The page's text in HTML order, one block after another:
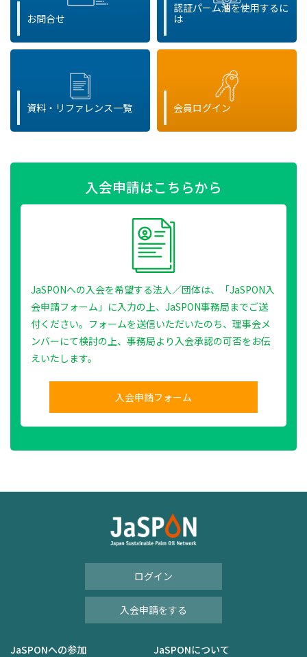
お問合せ
認証パーム油を使用するに
は
資料・リファレンス一覧 会員ログイン
入会申請はこちらから
JaSPONへの入会を希望する法人／団体は、「JaSPON入
会申請フォーム」に入力の上、JaSPON事務局までご送
付ください。フォームを送信いただいたのち、理事会メ
ンバーにて検討の上、事務局より入会承認の可否をお伝
えいたします。
入会申請フォーム
ログイン
入会申請をする
JaSPONへの参加 JaSPONについて